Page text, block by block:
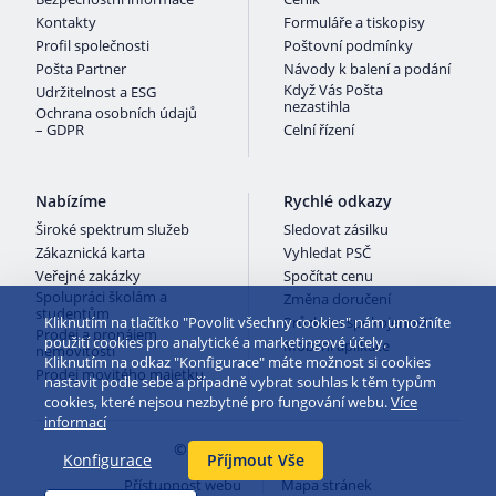
Při doručení zaplatíte jen jeden poplatek, který v sobě zahrnuje
DPH a náklady za zastoupení v celním řízení
DPH pak odvedeme celnímu úřadu
Uděláme maximum pro to, abyste obdrželi vámi zaplacené zboží co
nejrychleji a bez komplikací
EU a je od fyzické osoby, je tato zásilka osvobozena od
vyměření DPH a cla.
„Dárek“ osvobozený od cla a DPH si
můžou posílat mezi sebou pouze soukromé osoby.
Kontakty
Profil společnosti
Pošta Partner
Udržitelnost a ESG
Ochrana osobních údajů
– GDPR
Formuláře a tiskopisy
Poštovní podmínky
Návody k balení a podání
Když Vás Pošta
nezastihla
Celní řízení
Nabízíme
Široké spektrum služeb
Zákaznická karta
Veřejné zakázky
Spolupráci školám a
studentům
Prodej a pronájem
nemovitostí
Prodej movitého majetku
Rychlé odkazy
Sledovat zásilku
Vyhledat PSČ
Spočítat cenu
Změna doručení
Průzkum spokojenosti
Mobilní aplikace
© 2026 Česká pošta
Přístupnost webu Mapa stránek
Kliknutím na tlačítko "Povolit všechny cookies" nám umožníte
použití cookies pro analytické a marketingové účely.
Kliknutím na odkaz "Konfigurace" máte možnost si cookies
nastavit podle sebe a případně vybrat souhlas k těm typům
cookies, které nejsou nezbytné pro fungování webu.Více
informací
Konfigurace Příjmout Vše